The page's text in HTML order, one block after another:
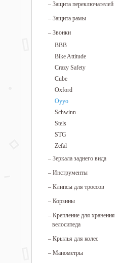
– Защита переключателей
– Защита рамы
– Звонки
BBB
Bike Attitude
Crazy Safety
Cube
Oxford
Oyyo
Schwinn
Stels
STG
Zefal
– Зеркала заднего вида
– Инструменты
– Клипсы для троссов
– Корзины
– Крепление для хранения
велосипеда
– Крылья для колес
– Манометры